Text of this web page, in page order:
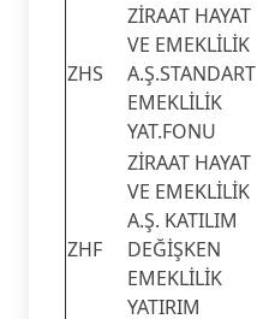
ZHS
ZİRAAT HAYAT
VE EMEKLİLİK
A.Ş.STANDART
EMEKLİLİK
YAT.FONU
ZHF
ZİRAAT HAYAT
VE EMEKLİLİK
A.Ş. KATILIM
DEĞİŞKEN
EMEKLİLİK
YATIRIM